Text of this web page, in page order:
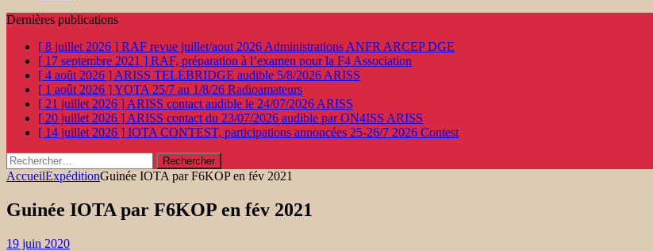
Dernières publications
[ 8 juillet 2026 ] RAF revue juillet/aout 2026 Administrations ANFR ARCEP DGE
[ 17 septembre 2021 ] RAF, préparation à l’examen pour la F4 Association
[ 4 août 2026 ] ARISS TELEBRIDGE audible 5/8/2026 ARISS
[ 1 août 2026 ]YOTA 25/7 au 1/8/26 Radioamateurs
[ 21 juillet 2026 ] ARISS contact audible le 24/07/2026 ARISS
[ 20 juillet 2026 ] ARISS contact du 23/07/2026 audible par ON4ISS ARISS
[ 14 juillet 2026 ] IOTA CONTEST, participations annoncées 25-26/7 2026 Contest
Rechercher :
AccueilExpéditionGuinée IOTA par F6KOP en fév 2021
Guinée IOTA par F6KOP en fév 2021
19 juin 2020